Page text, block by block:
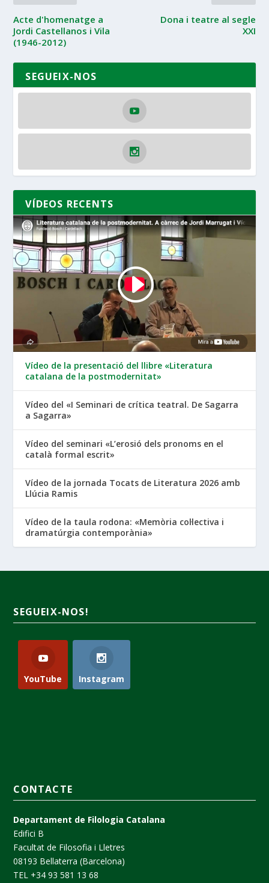
Acte d'homenatge a
Jordi Castellanos i Vila
(1946-2012)
Dona i teatre al segle
XXI
SEGUEIX-NOS
VÍDEOS RECENTS
Vídeo de la presentació del llibre «Literatura
catalana de la postmodernitat»
Vídeo del «I Seminari de crítica teatral. De Sagarra
a Sagarra»
Vídeo del seminari «L’erosió dels pronoms en el
català formal escrit»
Vídeo de la jornada Tocats de Literatura 2026 amb
Llúcia Ramis
Vídeo de la taula rodona: «Memòria col·lectiva i
dramatúrgia contemporània»
SEGUEIX-NOS!
YouTube Instagram
CONTACTE
Departament de Filologia Catalana
Edifici B
Facultat de Filosofia i Lletres
08193 Bellaterra (Barcelona)
TEL +34 93 581 13 68